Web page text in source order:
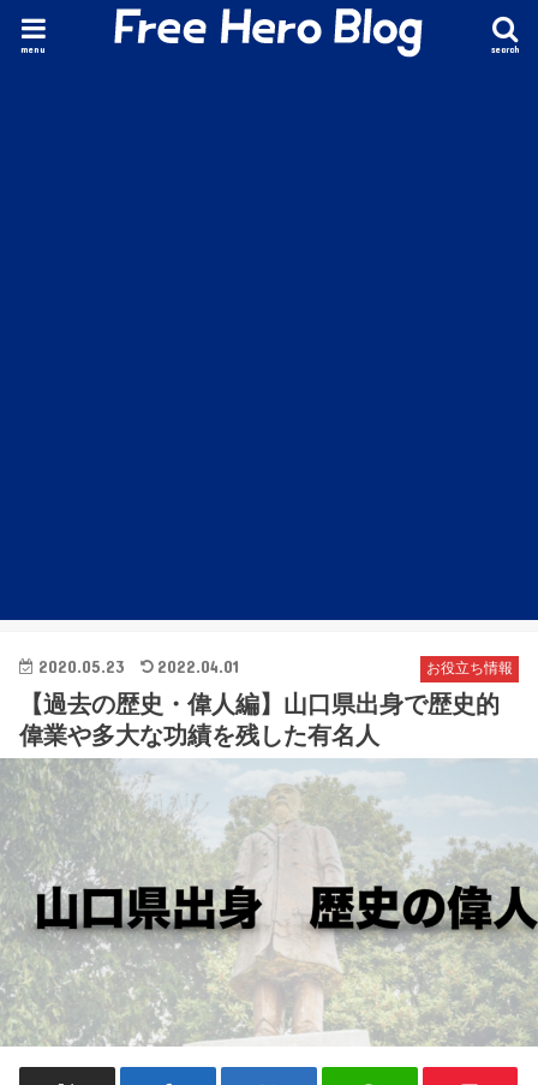
search
menu
お役立ち情報
2020.05.23 2022.04.01
【過去の歴史・偉人編】山口県出身で歴史的
偉業や多大な功績を残した有名人